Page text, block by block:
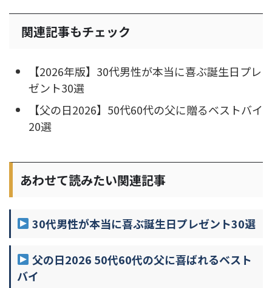
関連記事もチェック
【2026年版】30代男性が本当に喜ぶ誕生日プレ
ゼント30選
【父の日2026】50代60代の父に贈るベストバイ
20選
あわせて読みたい関連記事
30代男性が本当に喜ぶ誕生日プレゼント30選
父の日2026 50代60代の父に喜ばれるベスト
バイ